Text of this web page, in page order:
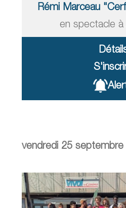
Rémi Marceau
en spectacle
vendredi 25